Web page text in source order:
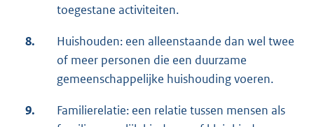
toegestane activiteiten.
8.
Huishouden: een alleenstaande dan wel twee
of meer personen die een duurzame
gemeenschappelijke huishouding voeren.
9.
Familierelatie: een relatie tussen mensen als